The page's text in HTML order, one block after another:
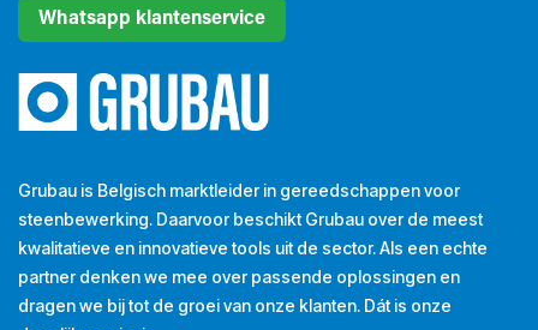
Whatsapp klantenservice
Grubau is Belgisch marktleider in gereedschappen voor
steenbewerking. Daarvoor beschikt Grubau over de meest
kwalitatieve en innovatieve tools uit de sector. Als een echte
partner denken we mee over passende oplossingen en
dragen we bij tot de groei van onze klanten. Dát is onze